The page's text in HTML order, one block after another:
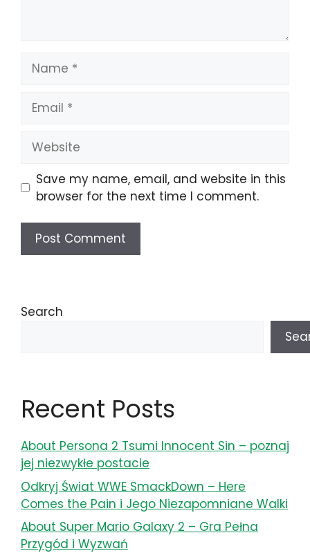
Name
Email
Website
Save my name, email, and website in this
browser for the next time I comment.
Search
Recent Posts
About Persona 2 Tsumi Innocent Sin – poznaj
jej niezwykłe postacie
Odkryj Świat WWE SmackDown – Here
Comes the Pain i Jego Niezapomniane Walki
About Super Mario Galaxy 2 – Gra Pełna
Przygód i Wyzwań